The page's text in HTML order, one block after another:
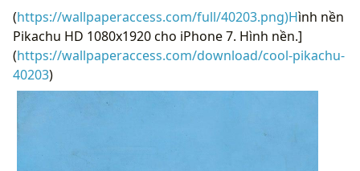
(https://wallpaperaccess.com/full/40203.png)Hình nền
Pikachu HD 1080x1920 cho iPhone 7. Hình nền.]
(https://wallpaperaccess.com/download/cool-pikachu-
40203)